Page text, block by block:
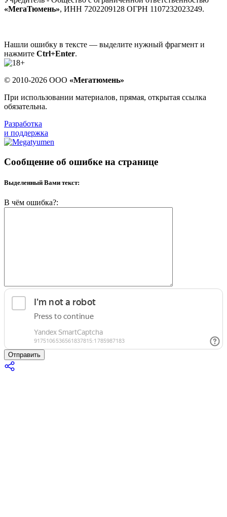
«МегаТюмень», ИНН 7202209128 ОГРН 1107232023249.
Нашли ошибку в тексте — выделите нужный фрагмент и
нажмите Ctrl+Enter.
© 2010-2026 ООО «Мегатюмень»
При использовании материалов, прямая, открытая ссылка
обязательна.
Разработка
и поддержка
Сообщение об ошибке на странице
Выделенный Вами текст:
В чём ошибка?:
Отправить